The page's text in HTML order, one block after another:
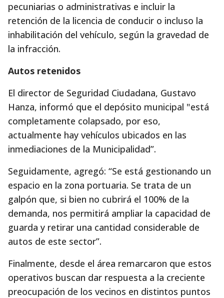
pecuniarias o administrativas e incluir la
retención de la licencia de conducir o incluso la
inhabilitación del vehículo, según la gravedad de
la infracción.
Autos retenidos
El director de Seguridad Ciudadana, Gustavo
Hanza, informó que el depósito municipal "está
completamente colapsado, por eso,
actualmente hay vehículos ubicados en las
inmediaciones de la Municipalidad”.
Seguidamente, agregó: “Se está gestionando un
espacio en la zona portuaria. Se trata de un
galpón que, si bien no cubrirá el 100% de la
demanda, nos permitirá ampliar la capacidad de
guarda y retirar una cantidad considerable de
autos de este sector”.
Finalmente, desde el área remarcaron que estos
operativos buscan dar respuesta a la creciente
preocupación de los vecinos en distintos puntos